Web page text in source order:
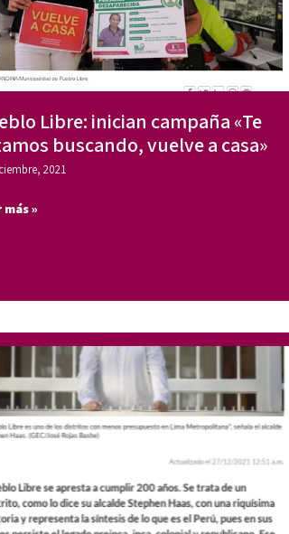
Libre: inician campaña «Te
buscando, vuelve a casa»
2021
más »